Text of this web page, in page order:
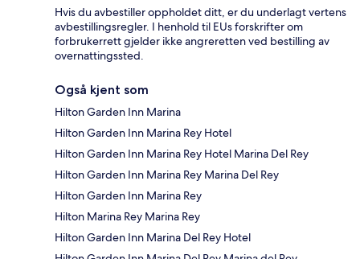
Hvis du avbestiller oppholdet ditt, er du underlagt vertens
avbestillingsregler. I henhold til EUs forskrifter om
forbrukerrett gjelder ikke angreretten ved bestilling av
overnattingssted.
Også kjent som
Hilton Garden Inn Marina
Hilton Garden Inn Marina Rey Hotel
Hilton Garden Inn Marina Rey Hotel Marina Del Rey
Hilton Garden Inn Marina Rey Marina Del Rey
Hilton Garden Inn Marina Rey
Hilton Marina Rey Marina Rey
Hilton Garden Inn Marina Del Rey Hotel